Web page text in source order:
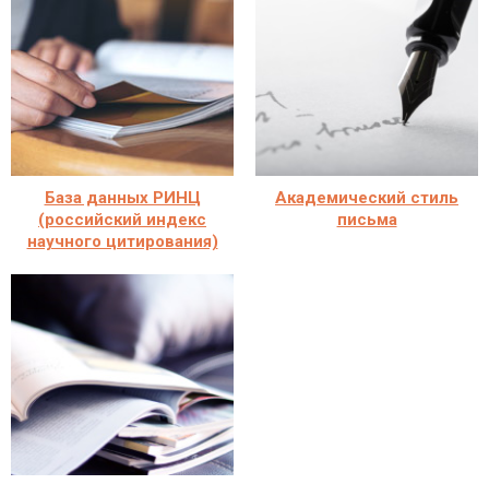
База данных РИНЦ
(российский индекс
научного цитирования)
Академический стиль
письма